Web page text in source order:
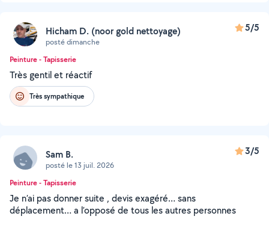
Hicham D. (noor gold nettoyage)
posté dimanche
5/5
Peinture - Tapisserie
Très gentil et réactif
Très sympathique
Sam B.
posté le 13 juil. 2026
3/5
Peinture - Tapisserie
Je n’ai pas donner suite , devis exagéré… sans
déplacement… a l’opposé de tous les autres personnes